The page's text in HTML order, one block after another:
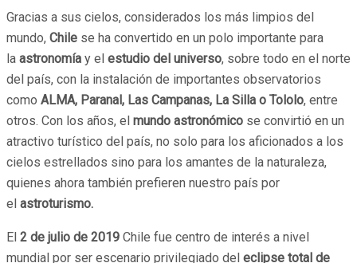
Gracias a sus cielos, considerados los más limpios del
mundo, Chile se ha convertido en un polo importante para
la astronomía y el estudio del universo, sobre todo en el norte
del país, con la instalación de importantes observatorios
como ALMA, Paranal, Las Campanas, La Silla o Tololo, entre
otros. Con los años, el mundo astronómico se convirtió en un
atractivo turístico del país, no solo para los aficionados a los
cielos estrellados sino para los amantes de la naturaleza,
quienes ahora también prefieren nuestro país por
el astroturismo.
El 2 de julio de 2019 Chile fue centro de interés a nivel
mundial por ser escenario privilegiado del eclipse total de